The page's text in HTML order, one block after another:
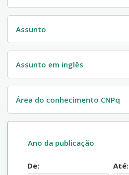
Assunto
Assunto em inglês
Área do conhecimento CNPq
Ano da publicação
De: Até: